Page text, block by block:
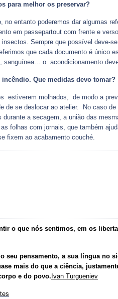
para melhor os preservar?
no entanto poderemos dar algumas
em passepartout com frente e
Sempre que possível deve-
que cada documento é
sanguínea… o acondicionamento
Que medidas devo tomar?
estiverem molhados, de modo a
de se deslocar ao atelier. No caso
a secagem, a união das
folhas com jornais, que também
fixem ao acabamento couché.
o que nós sentimos, em os
seu pensamento, a sua língua no
mais do que a ciência,
e do povo. Ivan Turgueniev